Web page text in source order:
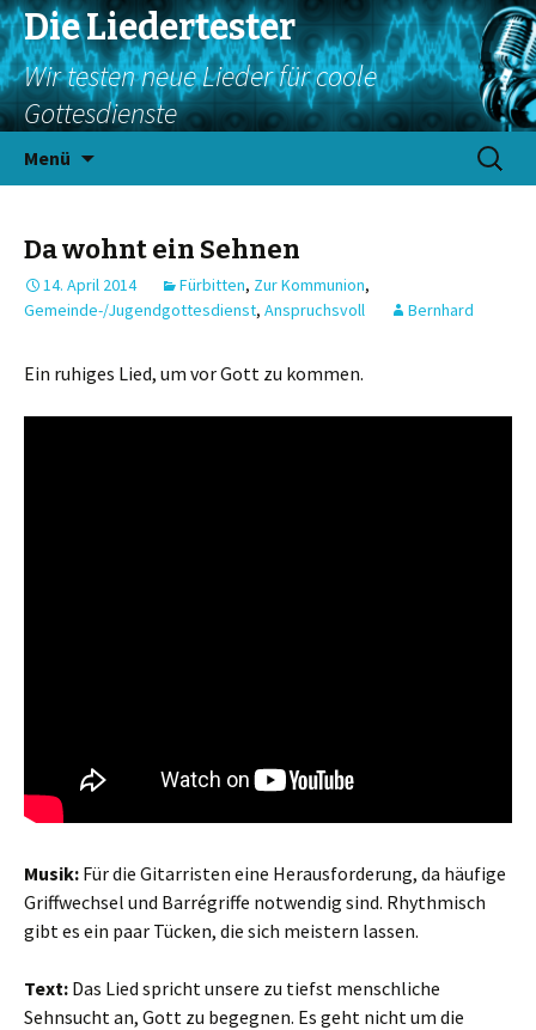
Die Liedertester
Wir testen neue Lieder für coole
Gottesdienste
Menü
Suchen
nach:
Da wohnt ein Sehnen
14. April 2014 Fürbitten, Zur Kommunion,
Gemeinde-/Jugendgottesdienst, Anspruchsvoll Bernhard
Ein ruhiges Lied, um vor Gott zu kommen.
Musik: Für die Gitarristen eine Herausforderung, da häufige
Griffwechsel und Barrégriffe notwendig sind. Rhythmisch
gibt es ein paar Tücken, die sich meistern lassen.
Text: Das Lied spricht unsere zu tiefst menschliche
Sehnsucht an, Gott zu begegnen. Es geht nicht um die